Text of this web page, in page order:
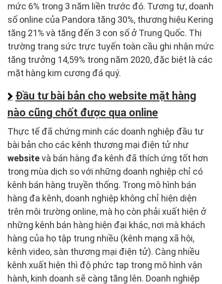
mức 6% trong 3 năm liền trước đó. Tương tự, doanh
số online của Pandora tăng 30%, thương hiệu Kering
tăng 21% và tăng đến 3 con số ở Trung Quốc. Thị
trường trang sức trực tuyến toàn cầu ghi nhận mức
tăng trưởng 14,59% trong năm 2020, đặc biệt là các
mặt hàng kim cương đá quý.
Đầu tư bài bản cho website mặt hàng
nào cũng chốt được qua online
Thực tế đã chứng minh các doanh nghiệp đầu tư
bài bản cho các kênh thương mại điện tử như
websitevà bán hàng đa kênh đã thích ứng tốt hơn
trong mùa dịch so với những doanh nghiệp chỉ có
kênh bán hàng truyền thống. Trong mô hình bán
hàng đa kênh, doanh nghiệp không chỉ hiện diện
trên môi trường online, mà họ còn phải xuất hiện ở
những kênh bán hàng hiện đại khác, nơi mà khách
hàng của họ tập trung nhiều (kênh mạng xã hội,
kênh video, sàn thương mại điện tử). Càng nhiều
kênh xuất hiện thì độ phức tạp trong mô hình vận
hành, kinh doanh sẽ càng tăng lên. Doanh nghiệp